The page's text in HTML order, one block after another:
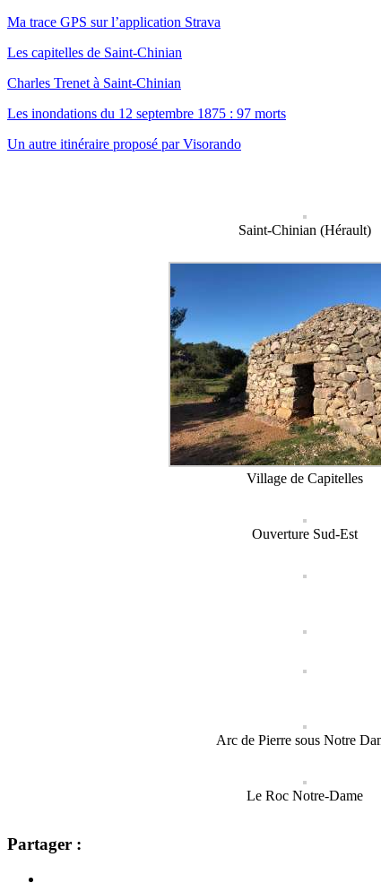
Ma trace GPS sur l’application Strava
Les capitelles de Saint-Chinian
Charles Trenet à Saint-Chinian
Les inondations du 12 septembre 1875 : 97 morts
Un autre itinéraire proposé par Visorando
Saint-Chinian (Hérault)
Village de Capitelles
Ouverture Sud-Est
Arc de Pierre sous Notre
Le Roc Notre-Dame
Partager :